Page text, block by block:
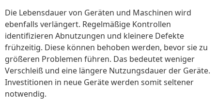
Die Lebensdauer von Geräten und Maschinen wird
ebenfalls verlängert. Regelmäßige Kontrollen
identifizieren Abnutzungen und kleinere Defekte
frühzeitig. Diese können behoben werden, bevor sie zu
größeren Problemen führen. Das bedeutet weniger
Verschleiß und eine längere Nutzungsdauer der Geräte.
Investitionen in neue Geräte werden somit seltener
notwendig.